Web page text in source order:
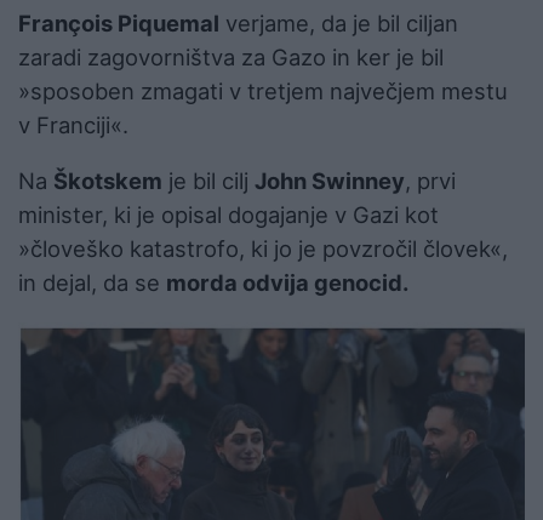
François Piquemal verjame, da je bil ciljan
zaradi zagovorništva za Gazo in ker je bil
»sposoben zmagati v tretjem največjem mestu
v Franciji«.
Na Škotskem je bil cilj John Swinney, prvi
minister, ki je opisal dogajanje v Gazi kot
»človeško katastrofo, ki jo je povzročil človek«,
in dejal, da se morda odvija genocid.